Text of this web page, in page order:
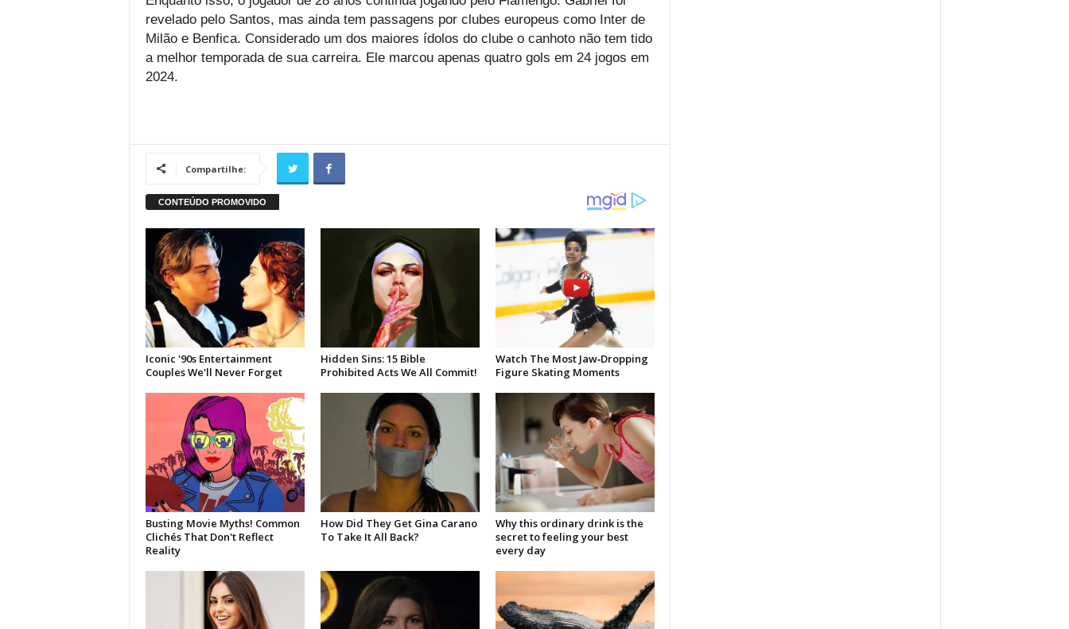
revelado pelo Santos, mas ainda tem passagens por clubes europeus como Inter de
Milão e Benfica. Considerado um dos maiores ídolos do clube o canhoto não tem tido
a melhor temporada de sua carreira. Ele marcou apenas quatro gols em 24 jogos em
2024.
Compartilhe: